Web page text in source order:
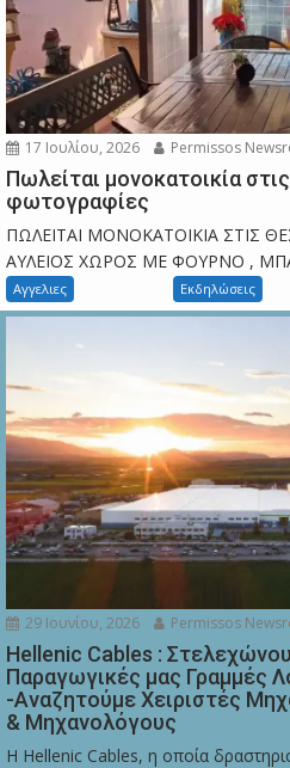
17 Ιουλίου, 2026 Permissos
Πωλείται μονοκατοικία
φωτογραφίες
ΠΩΛΕΙΤΑΙ ΜΟΝΟΚΑΤΟΙΚΙΑ ΣΤΙΣ
ΑΥΛΕΙΟΣ ΧΩΡΟΣ ΜΕ ΦΟΥΡΝΟ ,
Αγγελιες Εκδηλώσεις
29 Ιουνίου, 2026 Permissos
Hellenic Cables :
Παραγωγικές μας Γραμμές
-Αναζητούμε Χειριστές
& Μηχανολόγους
Η Hellenic Cables, η οποία